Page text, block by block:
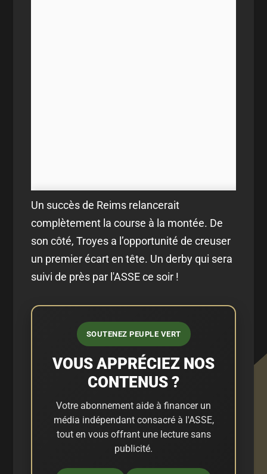
Un succès de Reims relancerait
complètement la course à la montée. De
son côté, Troyes a l’opportunité de creuser
un premier écart en tête. Un derby qui sera
suivi de près par l'ASSE ce soir !
SOUTENEZ PEUPLE VERT
VOUS APPRÉCIEZ NOS
CONTENUS ?
Votre abonnement aide à financer un
média indépendant consacré à l'ASSE,
tout en vous offrant une lecture sans
publicité.